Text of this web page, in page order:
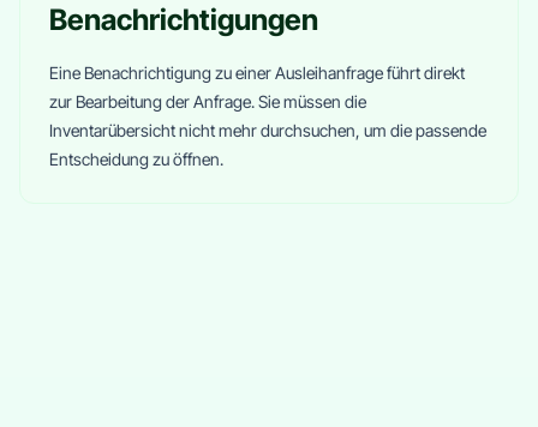
Benachrichtigungen
Eine Benachrichtigung zu einer Ausleihanfrage führt direkt
zur Bearbeitung der Anfrage. Sie müssen die
Inventarübersicht nicht mehr durchsuchen, um die passende
Entscheidung zu öffnen.